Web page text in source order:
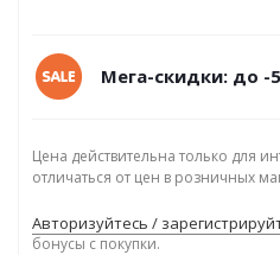
Мега-скидки: до -
Цена действительна только для
отличаться от цен в розничных
Авторизуйтесь /
бонусы с покупки.